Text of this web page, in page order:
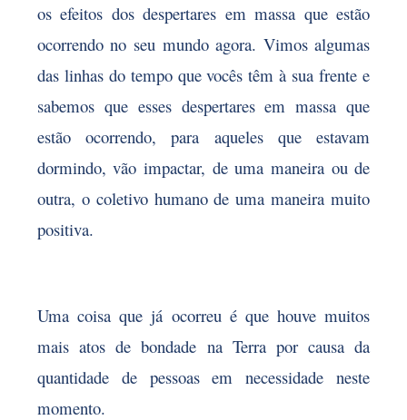
os efeitos dos despertares em massa que estão
ocorrendo no seu mundo agora. Vimos algumas
das linhas do tempo que vocês têm à sua frente e
sabemos que esses despertares em massa que
estão ocorrendo, para aqueles que estavam
dormindo, vão impactar, de uma maneira ou de
outra, o coletivo humano de uma maneira muito
positiva.
Uma coisa que já ocorreu é que houve muitos
mais atos de bondade na Terra por causa da
quantidade de pessoas em necessidade neste
momento.